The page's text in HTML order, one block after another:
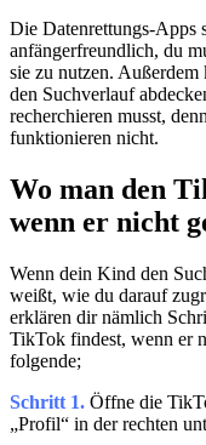
Die Datenrettungs-Apps
anfängerfreundlich, du
sie zu nutzen.
den Suchverlauf
recherchieren musst,
funktionieren nicht.
Wo man den
wenn er nicht
Wenn dein Kind den
weißt, wie du darauf
erklären dir nämlich
TikTok findest, wenn er
folgende;
Schritt 1. Öffne die
„Profil“ in der rechten